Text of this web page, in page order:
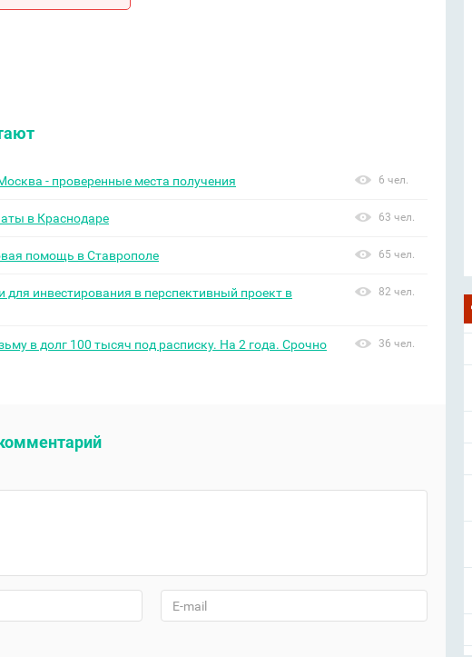
- проверенные места получения 6 чел.
в Краснодаре 63 чел.
помощь в Ставрополе 65 чел.
для инвестирования в перспективный проект в
82 чел.
в долг 100 тысяч под расписку. На 2 года. Срочно
36 чел.